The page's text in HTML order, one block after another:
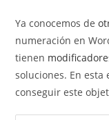
Ya conocemos de
numeración en
tienen
soluciones. En
conseguir este